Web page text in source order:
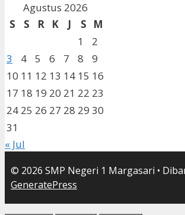
Agustus 2026
S
S R K J S
M
1
2
3
4 5 6 7 8
9
10 11 12 13 14 15 16
17 18 19 20 21 22 23
24 25 26 27 28 29 30
31
« Jul
© 2026 SMP Negeri 1 Margasari •
GeneratePress